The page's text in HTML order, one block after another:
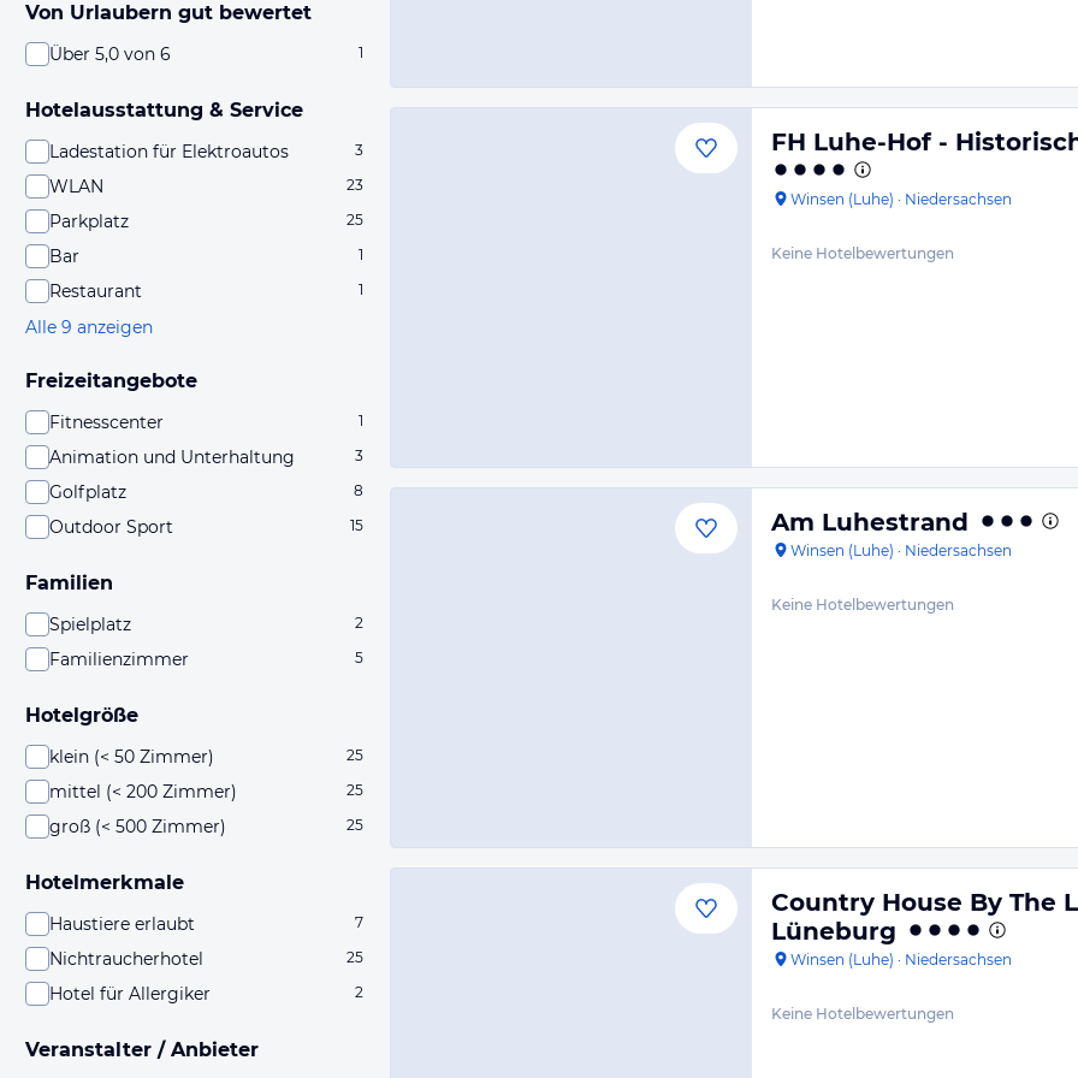
Von Urlaubern gut bewertet
Über 5,0 von 6 1
Hotelausstattung & Service
Ladestation für Elektroautos 3
WLAN 23
Parkplatz 25
Bar 1
Restaurant 1
Alle 9 anzeigen
Freizeitangebote
Fitnesscenter 1
Animation und Unterhaltung 3
Golfplatz 8
Outdoor Sport 15
Familien
Spielplatz 2
Familienzimmer 5
Hotelgröße
klein (< 50 Zimmer) 25
mittel (< 200 Zimmer) 25
groß (< 500 Zimmer) 25
Hotelmerkmale
Haustiere erlaubt 7
Nichtraucherhotel 25
Hotel für Allergiker 2
Veranstalter / Anbieter
FH Luhe-Hof -
Winsen (Luhe) · Niedersachsen
Keine Hotelbewertungen
Am Luhestrand
Winsen (Luhe) · Niedersachsen
Keine Hotelbewertungen
Country House By The
Lüneburg
Winsen (Luhe) · Niedersachsen
Keine Hotelbewertungen